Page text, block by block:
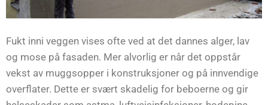
Fukt inni veggen vises ofte ved at det dannes alger, lav
og mose på fasaden. Mer alvorlig er når det oppstår
vekst av muggsopper i konstruksjoner og på innvendige
overflater. Dette er svært skadelig for beboerne og gir